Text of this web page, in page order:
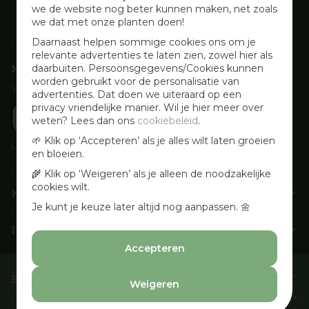
we de website nog beter kunnen maken, net zoals
we dat met onze planten doen!
Daarnaast helpen sommige cookies ons om je
relevante advertenties te laten zien, zowel hier als
daarbuiten. Persoonsgegevens/Cookies kunnen
worden gebruikt voor de personalisatie van
advertenties. Dat doen we uiteraard op een
privacy vriendelijke manier. Wil je hier meer over
weten? Lees dan ons cookiebeleid.
🌱 Klik op ‘Accepteren’ als je alles wilt laten groeien
en bloeien.
🌾 Klik op ‘Weigeren’ als je alleen de noodzakelijke
cookies wilt.
Je kunt je keuze later altijd nog aanpassen. 🌼
Accepteren
Weigeren
Nieuwsbrief aanmelden
Voor wekelijkse aanbiedingen, activiteiten en inspirerende tips
Lees onzePrivacyverklaring
Klantenservice
Info & openingstijden